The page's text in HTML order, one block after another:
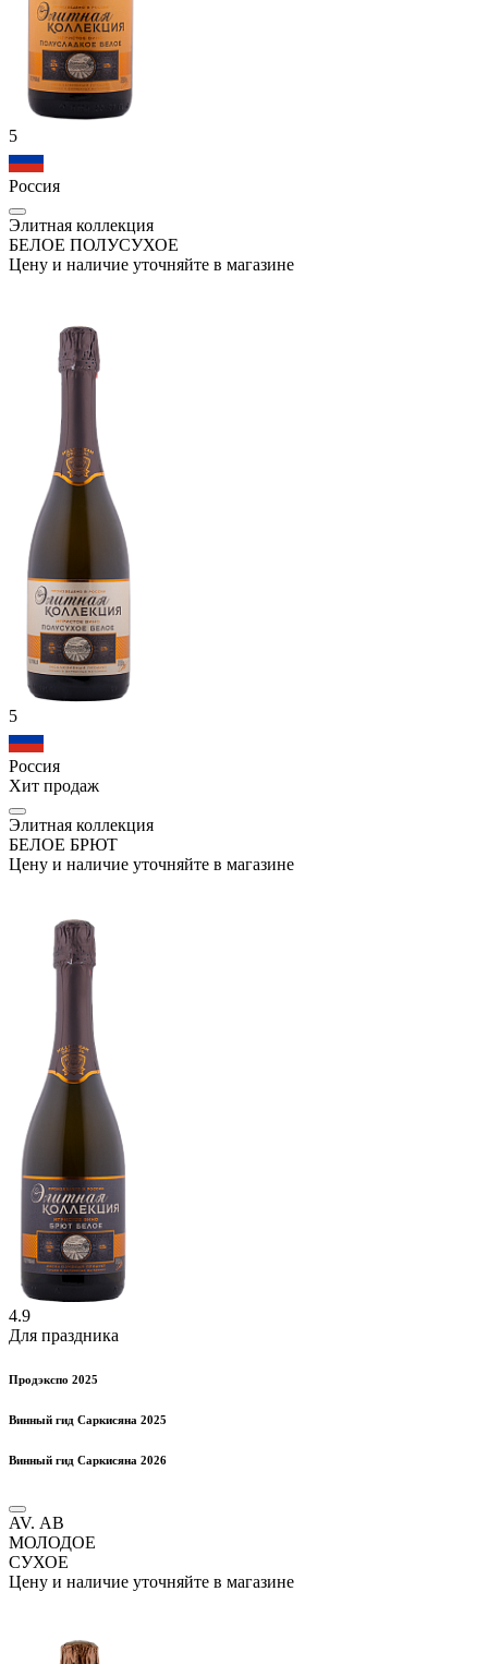
5
Россия
Элитная коллекция
БЕЛОЕ ПОЛУСУХОЕ
Цену и наличие уточняйте в магазине
5
Россия
Хит продаж
Элитная коллекция
БЕЛОЕ БРЮТ
Цену и наличие уточняйте в магазине
4.9
Для праздника
Продэкспо 2025
Винный гид Саркисяна 2025
Винный гид Саркисяна 2026
AV. АВ
МОЛОДОЕ
СУХОЕ
Цену и наличие уточняйте в магазине